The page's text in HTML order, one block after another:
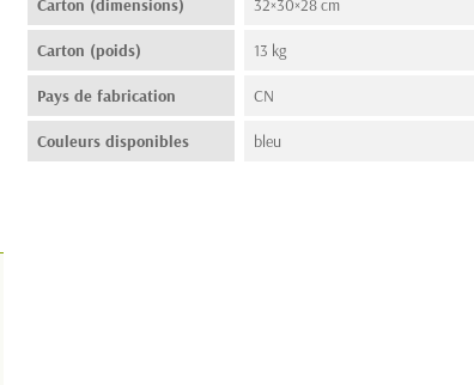
Carton (dimensions) 32×30×28 cm
Carton (poids) 13 kg
Pays de fabrication CN
Couleurs disponibles bleu